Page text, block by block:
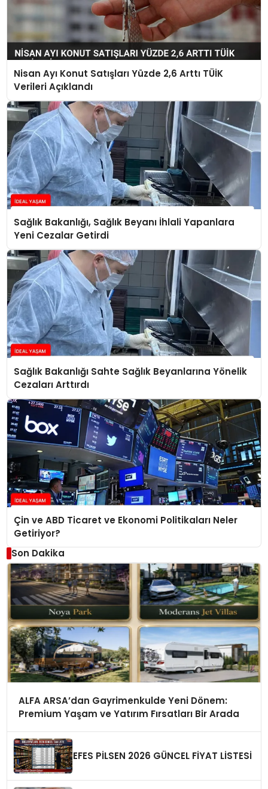
Nisan Ayı Konut Satışları Yüzde 2,6 Arttı TÜİK
Verileri Açıklandı
Sağlık Bakanlığı, Sağlık Beyanı İhlali Yapanlara
Yeni Cezalar Getirdi
Sağlık Bakanlığı Sahte Sağlık Beyanlarına Yönelik
Cezaları Arttırdı
Çin ve ABD Ticaret ve Ekonomi Politikaları Neler
Getiriyor?
Son Dakika
ALFA ARSA’dan Gayrimenkulde Yeni Dönem:
Premium Yaşam ve Yatırım Fırsatları Bir Arada
EFES PİLSEN 2026 GÜNCEL FİYAT LİSTESİ